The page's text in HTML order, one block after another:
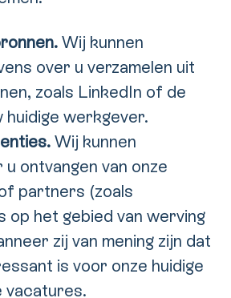
Wij kunnen
over u verzamelen uit
zoals LinkedIn of de
huidige werkgever.
Wij kunnen
ontvangen van onze
partners (zoals
op het gebied van werving
zij van mening zijn dat
is voor onze huidige
vacatures.